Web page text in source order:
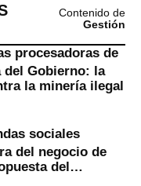
Contenido de
Gestión
procesadoras de
del Gobierno: la
la minería ilegal
sociales
del negocio de
del